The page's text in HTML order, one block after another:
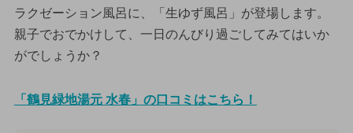
ラクゼーション風呂に、「生ゆず風呂」が登場します。
親子でおでかけして、一日のんびり過ごしてみてはいか
がでしょうか？
「鶴見緑地湯元 水春」の口コミはこちら！